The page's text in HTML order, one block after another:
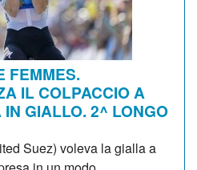
FEMMES.
IL COLPACCIO A
GIALLO. 2^ LONGO
Suez) voleva la gialla a